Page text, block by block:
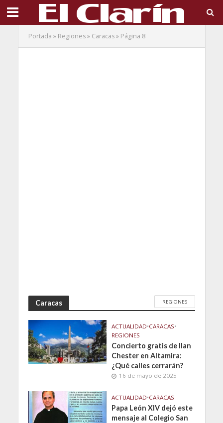
Portada » Regiones» Caracas» Página 8
Caracas REGIONES
ACTUALIDAD•CARACAS•
REGIONES
Concierto gratis de Ilan
Chester en Altamira:
¿Qué calles cerrarán?
16 de mayo de 2025
ACTUALIDAD•CARACAS
Papa León XIV dejó este
mensaje al Colegio San